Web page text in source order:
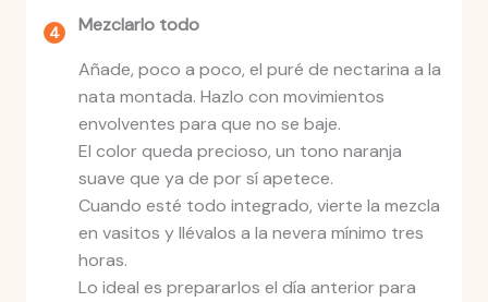
Mezclarlo todo
Añade, poco a poco, el puré de nectarina a la
nata montada. Hazlo con movimientos
envolventes para que no se baje.
El color queda precioso, un tono naranja
suave que ya de por sí apetece.
Cuando esté todo integrado, vierte la mezcla
en vasitos y llévalos a la nevera mínimo tres
horas.
Lo ideal es prepararlos el día anterior para